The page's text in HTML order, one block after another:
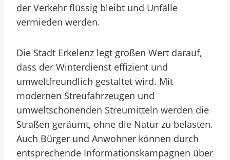
der Verkehr flüssig bleibt und Unfälle
vermieden werden.
Die Stadt Erkelenz legt großen Wert darauf,
dass der Winterdienst effizient und
umweltfreundlich gestaltet wird. Mit
modernen Streufahrzeugen und
umweltschonenden Streumitteln werden die
Straßen geräumt, ohne die Natur zu belasten.
Auch Bürger und Anwohner können durch
entsprechende Informationskampagnen über